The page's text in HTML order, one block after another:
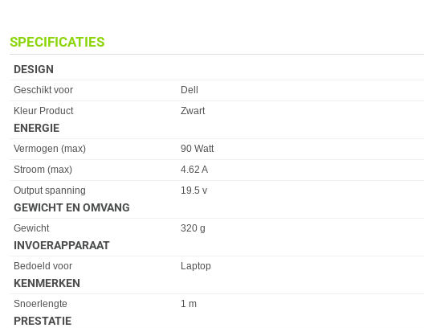
SPECIFICATIES
DESIGN
Eigenschap Waarde
Geschikt voor
Dell
Kleur Product
Zwart
ENERGIE
Eigenschap Waarde
Vermogen (max)
90 Watt
Stroom (max)
4.62 A
Output spanning
19.5 v
GEWICHT EN OMVANG
Eigenschap
Gewicht 320 g
INVOERAPPARAAT
Eigenschap Waarde
Bedoeld voor Laptop
KENMERKEN
Eigenschap
Snoerlengte 1 m
PRESTATIE